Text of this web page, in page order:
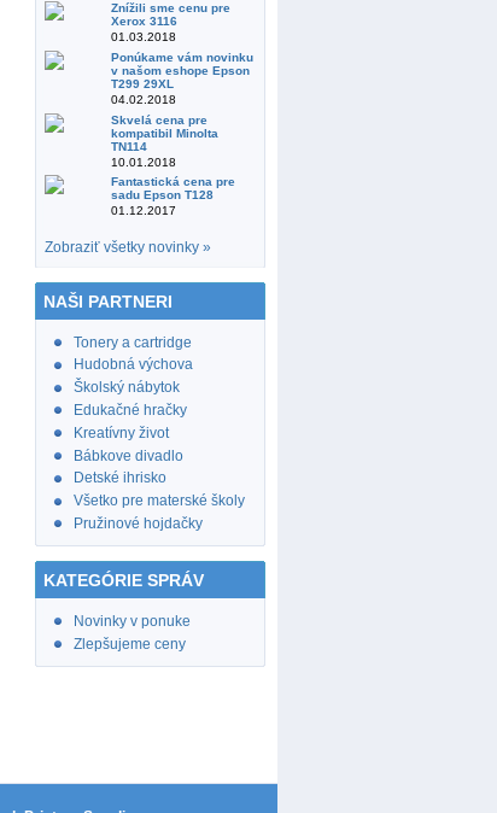
Znížili sme cenu pre
Xerox 3116
01.03.2018
Ponúkame vám novinku
v našom eshope Epson
T299 29XL
04.02.2018
Skvelá cena pre
kompatibil Minolta
TN114
10.01.2018
Fantastická cena pre
sadu Epson T128
01.12.2017
Zobraziť všetky novinky »
NAŠI PARTNERI
Tonery a cartridge
Hudobná výchova
Školský nábytok
Edukačné hračky
Kreatívny život
Bábkove divadlo
Detské ihrisko
Všetko pre materské školy
Pružinové hojdačky
KATEGÓRIE SPRÁV
Novinky v ponuke
Zlepšujeme ceny